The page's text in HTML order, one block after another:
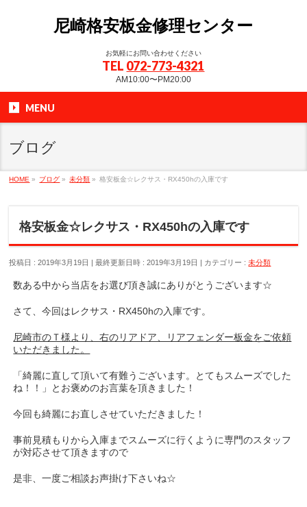
尼崎格安板金修理センター
お気軽にお問い合わせください
TEL 072-773-4321
AM10:00〜PM20:00
MENU
ブログ
HOME » ブログ » 未分類 » 格安板金☆レクサス・RX450hの入庫です
格安板金☆レクサス・RX450hの入庫です
投稿日 : 2019年3月19日 最終更新日時 : 2019年3月19日 カテゴリー :未分類
数ある中から当店をお選び頂き誠にありがとうございます☆
さて、今回はレクサス・RX450hの入庫です。
尼崎市のＴ様より、右のリアドア、リアフェンダー板金をご依頼
いただきました。
「綺麗に直して頂いて有難うございます。とてもスムーズでした
ね！！」とお褒めのお言葉を頂きました！
今回も綺麗にお直しさせていただきました！
事前見積もりから入庫までスムーズに行くように専門のスタッフ
が対応させて頂きますので
是非、一度ご相談お声掛け下さいね☆